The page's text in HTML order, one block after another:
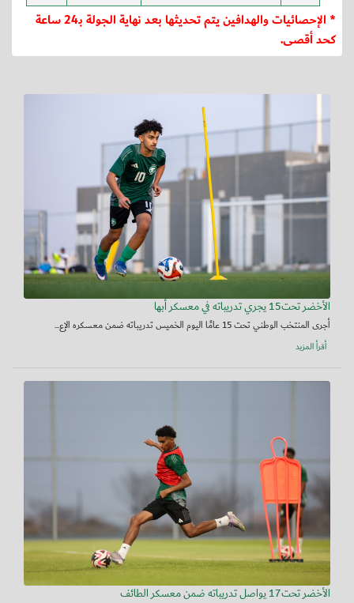
* الإحصائيات والهدافين يتم تحديثها بعد نهاية الجولة بـ24 ساعة
كحد أقصى.
الأخضر تحت15 يجري تدريباته في معسكر أبها
أجرى المنتخب الوطني تحت 15 عامًا اليوم الخميس تدريباته ضمن معسكره الإع...
أقرأ المزيد
الأخضر تحت17 يواصل تدريباته ضمن معسكر الطائف